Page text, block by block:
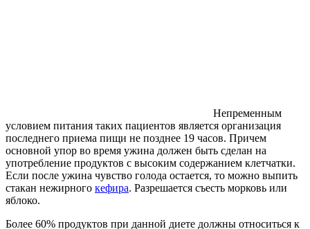
Непременным
условием питания таких пациентов является организация
последнего приема пищи не позднее 19 часов. Причем
основной упор во время ужина должен быть сделан на
употребление продуктов с высоким содержанием клетчатки.
Если после ужина чувство голода остается, то можно выпить
стакан нежирного кефира. Разрешается съесть морковь или
яблоко.
Более 60% продуктов при данной диете должны относиться к